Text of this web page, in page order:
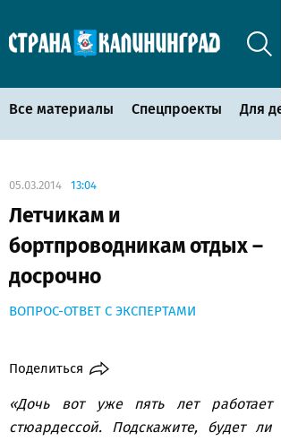
Все материалы Спецпроекты Для
05.03.2014 13:04
Летчикам и
бортпроводникам отдых –
досрочно
ВОПРОС-ОТВЕТ С ЭКСПЕРТАМИ
Поделиться
«Дочь вот уже пять лет работает
стюардессой. Подскажите, будет ли